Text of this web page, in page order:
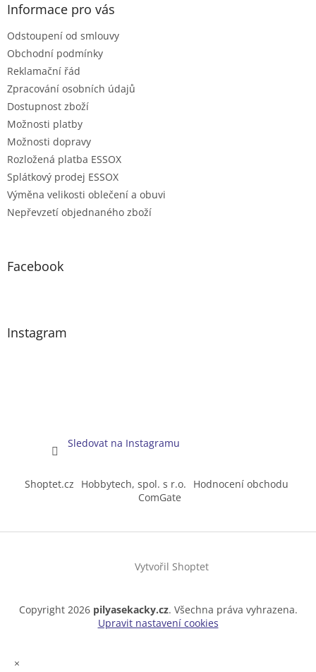
Informace pro vás
Odstoupení od smlouvy
Obchodní podmínky
Reklamační řád
Zpracování osobních údajů
Dostupnost zboží
Možnosti platby
Možnosti dopravy
Rozložená platba ESSOX
Splátkový prodej ESSOX
Výměna velikosti oblečení a obuvi
Nepřevzetí objednaného zboží
Facebook
Instagram
Sledovat na Instagramu
Shoptet.cz Hobbytech, spol. s r.o.
Hodnocení obchodu
ComGate
Vytvořil Shoptet
Copyright 2026 pilyasekacky.cz. Všechna práva vyhrazena.
Upravit nastavení cookies
×